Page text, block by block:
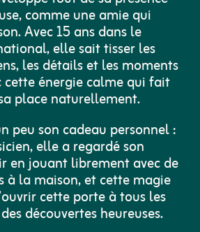
comme une amie qui
Avec 15 ans dans le
elle sait tisser les
les détails et les moments
cette énergie calme qui fait
place naturellement.​
peu son cadeau personnel :
elle a regardé son
en jouant librement avec de
à la maison, et cette magie
cette porte à tous les
découvertes heureuses.​